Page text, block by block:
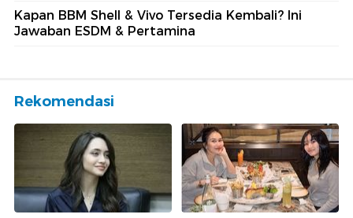
Kapan BBM Shell & Vivo Tersedia Kembali? Ini
Jawaban ESDM & Pertamina
Rekomendasi